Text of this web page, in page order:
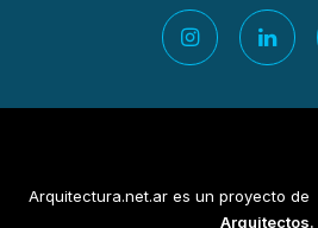
Arquitectura.net.ar es un proyecto de
Arquitectos.